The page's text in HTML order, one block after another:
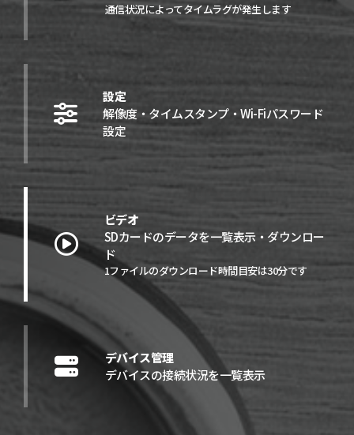
通信状況によってタイムラグが発生します
設定
解像度・タイムスタンプ・Wi-Fiパスワード
設定
ビデオ
SDカードのデータを一覧表示・ダウンロー
ド
1ファイルのダウンロード時間目安は30分です
デバイス管理
デバイスの接続状況を一覧表示